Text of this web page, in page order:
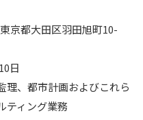
大田区羽田旭町10-
日
都市計画およびこれら
ティング業務